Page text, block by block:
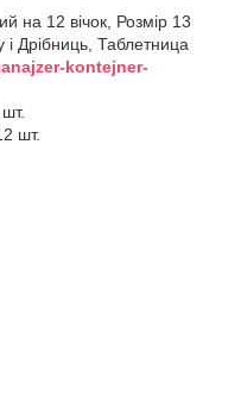
на 12 вічок, Розмір 13
Дрібниць, Таблетница
kontejner-
шт.